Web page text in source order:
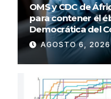
OMS y CDC de
para contener el
Democrática del
AGOSTO 6,